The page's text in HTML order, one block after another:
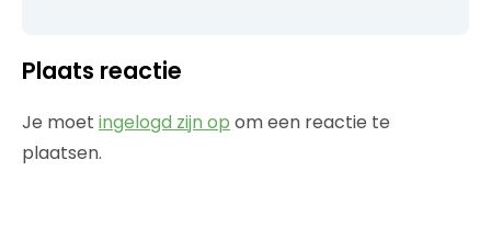
Plaats reactie
Je moet ingelogd zijn op om een reactie te
plaatsen.